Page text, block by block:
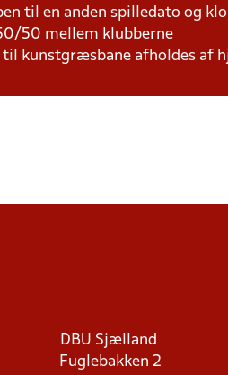
til en anden spilledato og
50 mellem klubberne
kunstgræsbane afholdes af
DBU Sjælland
Fuglebakken 2